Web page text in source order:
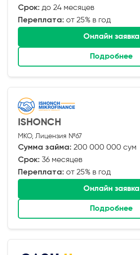
Срок: до 24 месяцев
Переплата: от 25% в год
Онлайн заявка
Подробнее
ISHONCH
МКО, Лицензия №67
Сумма займа: 200 000 000 сум
Срок: 36 месяцев
Переплата: от 25% в год
Онлайн заявка
Подробнее